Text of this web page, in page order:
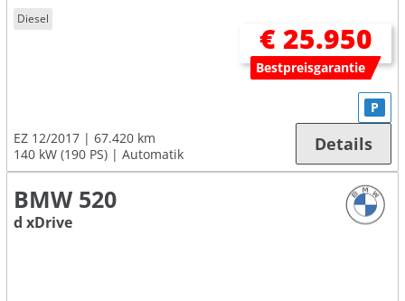
Diesel
€ 25.950
Bestpreisgarantie
EZ 12/2017
67.420 km
140 kW (190 PS)
Automatik
P
Details
BMW 520
d xDrive